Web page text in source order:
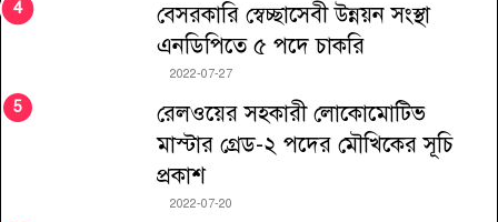
বেসরকারি স্বেচ্ছাসেবী উন্নয়ন সংস্থা
এনডিপিতে ৫ পদে চাকরি
2022-07-27
রেলওয়ের সহকারী লোকোমোটিভ
মাস্টার গ্রেড-২ পদের মৌখিকের সূচি
প্রকাশ
2022-07-20